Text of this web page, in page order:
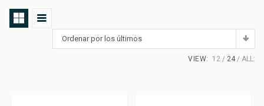
Ordenar por los últimos
VIEW: 12 24 ALL: